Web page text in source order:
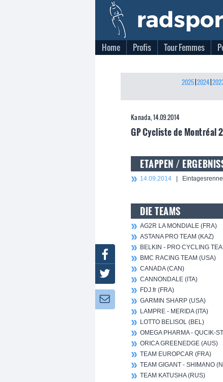
Home Profis Tour Femmes
2025| 2024|
Kanada, 14.09.2014
GP Cycliste de Montréal
ETAPPEN /
14.09.2014 |
DIE TEAMS
AG2R LA MONDIALE (FRA)
ASTANA PRO TEAM (KAZ)
BELKIN - PRO CYCLING
BMC RACING TEAM (USA)
CANADA (CAN)
CANNONDALE (ITA)
FDJ.fr (FRA)
GARMIN SHARP (USA)
LAMPRE - MERIDA (ITA)
LOTTO BELISOL (BEL)
OMEGA PHARMA - QUCIK-
ORICA GREENEDGE (AUS)
TEAM EUROPCAR (FRA)
TEAM GIGANT - SHIMANO
TEAM KATUSHA (RUS)
Facebook
Newsletter: